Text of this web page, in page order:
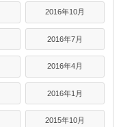
2016年10月
2016年7月
2016年4月
2016年1月
2015年10月